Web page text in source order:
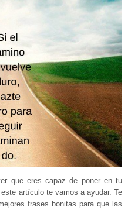
que eres capaz de poner en tu
artículo te vamos a ayudar. Te
frases bonitas para que las